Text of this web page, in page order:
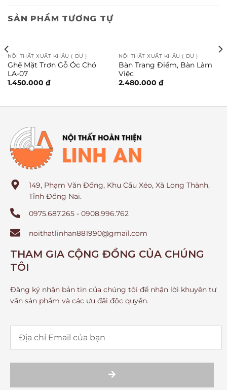
SẢN PHẨM TƯƠNG TỰ
NỘI THẤT XUẤT KHẨU ( DƯ )
Ghế Mặt Trơn Gỗ Óc Chó
LA-07
1.450.000 ₫
NỘI THẤT XUẤT KHẨU ( DƯ )
Bàn Trang Điểm, Bàn Làm
Việc
2.480.000 ₫
149, Phạm Văn Đồng, Khu Cầu Xéo, Xã Long Thành,
Tỉnh Đồng Nai.
0975.687.265 - 0908.996.762
noithatlinhan881990@gmail.com
THAM GIA CỘNG ĐỒNG CỦA CHÚNG
TÔI
Đăng ký nhận bản tin của chúng tôi để nhận lời khuyên tư
vấn sản phẩm và các ưu đãi độc quyền.